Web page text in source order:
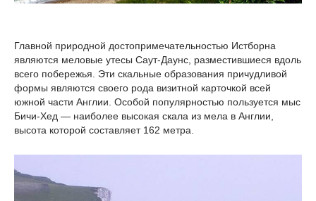
Главной природной достопримечательностью Истборна
являются меловые утесы Саут-Даунс, разместившиеся вдоль
всего побережья. Эти скальные образования причудливой
формы являются своего рода визитной карточкой всей
южной части Англии. Особой популярностью пользуется мыс
Бичи-Хед — наиболее высокая скала из мела в Англии,
высота которой составляет 162 метра.